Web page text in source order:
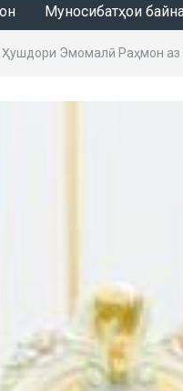
Муносибатҳои
Ҳушдори Эмомалӣ Раҳмон аз